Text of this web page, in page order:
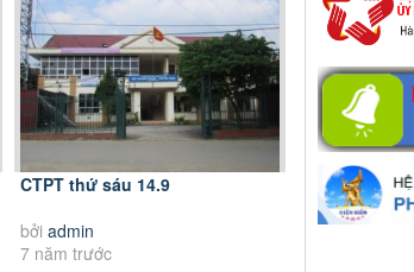
CTPT thứ sáu 14.9
bởi admin
7 năm trước